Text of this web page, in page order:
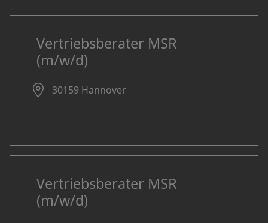
Vertriebsberater MSR
(m/w/d)
30159 Hannover
Vertriebsberater MSR
(m/w/d)